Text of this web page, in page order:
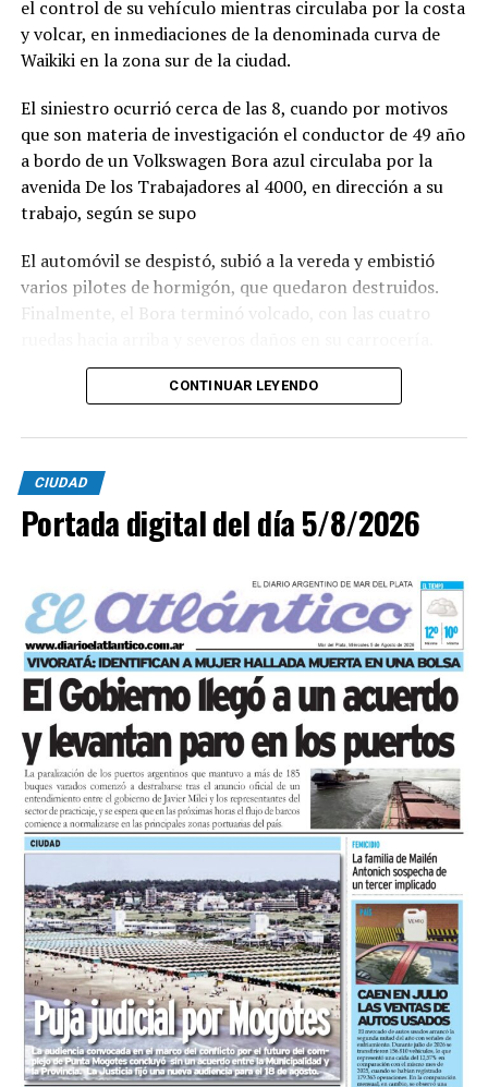
el control de su vehículo mientras circulaba por la costa
y volcar, en inmediaciones de la denominada curva de
Waikiki en la zona sur de la ciudad.
El siniestro ocurrió cerca de las 8, cuando por motivos
que son materia de investigación el conductor de 49 año
a bordo de un Volkswagen Bora azul circulaba por la
avenida De los Trabajadores al 4000, en dirección a su
trabajo, según se supo
El automóvil se despistó, subió a la vereda y embistió
varios pilotes de hormigón, que quedaron destruidos.
Finalmente, el Bora terminó volcado, con las cuatro
Ante el violento impacto, personal médico, Defensa
importabnte ioperativo en el lugar. Al llegar,
constataron que el conductor, había logrado salir del
vehículo y no presentaba lesiones.
CONTINUAR LEYENDO
CIUDAD
Portada digital del día 5/8/2026